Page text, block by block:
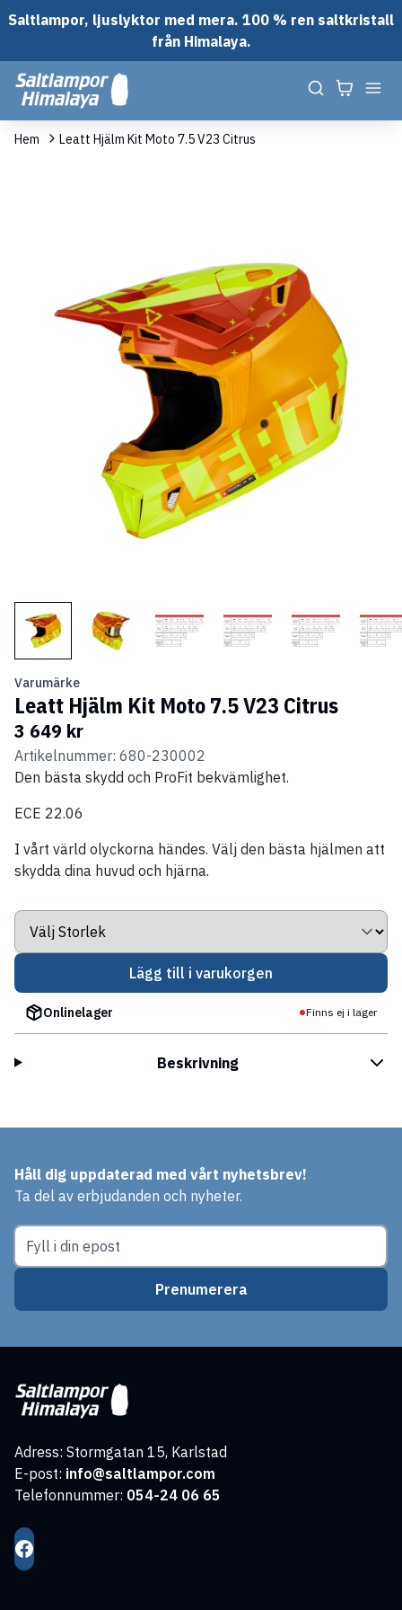
Saltlampor, ljuslyktor med mera. 100 % ren saltkristall
från Himalaya.
Hem Leatt Hjälm Kit Moto 7.5 V23 Citrus
Varumärke
Leatt Hjälm Kit Moto 7.5 V23 Citrus
3 649 kr
Artikelnummer: 680-230002
Den bästa skydd och ProFit bekvämlighet.
ECE 22.06
I vårt värld olyckorna händes. Välj den bästa hjälmen att
skydda dina huvud och hjärna.
Lägg till i varukorgen
Onlinelager Finns ej i lager
Beskrivning
Håll dig uppdaterad med vårt nyhetsbrev!
Ta del av erbjudanden och nyheter.
Prenumerera
Adress: Stormgatan 15, Karlstad
E-post: info@saltlampor.com
Telefonnummer: 054-24 06 65